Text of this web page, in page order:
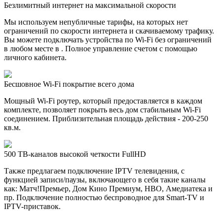
Безлимитный интернет на максимальной скорости
Мы используем непубличные тарифы, на которых нет
ограничений по скорости интернета и скачиваемому трафику.
Вы можете подключать устройства по Wi-Fi без ограничений
в любом месте в . Полное управление счетом с помощью
личного кабинета.
Бесшовное Wi-Fi покрытие всего дома
Мощный Wi-Fi роутер, который предоставляется в каждом
комплекте, позволяет покрыть весь дом стабильным Wi-Fi
соединением. Приблизительная площадь действия - 200-250
кв.м.
500 ТВ-каналов высокой четкости FullHD
Также предлагаем подключение IPTV телевидения, с
функцией записи/паузы, включающего в себя такие каналы
как: Матч!Премьер, Дом Кино Премиум, HBO, Амедиатека и
пр. Подключение полностью беспроводное для Smart-TV и
IPTV-приставок.